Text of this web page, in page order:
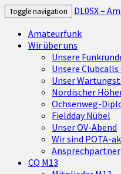
Toggle navigation
DL0SX –
Amateurfunk
Wir über uns
Unsere
Unsere Clubcalls
Unser
Nordischer
Ochsenweg-
Fieldday Nübel
Unser OV-Abend
Wir sind POTA-
Ansprechpartner
CQ M13